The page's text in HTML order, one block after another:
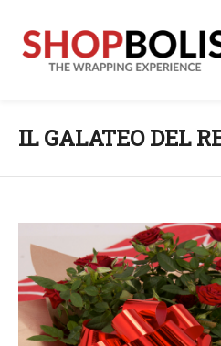
IL GALATEO DEL